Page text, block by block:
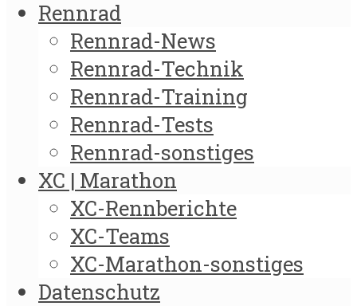
Rennrad
Rennrad-News
Rennrad-Technik
Rennrad-Training
Rennrad-Tests
Rennrad-sonstiges
XC | Marathon
XC-Rennberichte
XC-Teams
XC-Marathon-sonstiges
Datenschutz